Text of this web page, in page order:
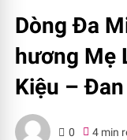
Dòng Đa
hương Mẹ
Kiệu –
0 4 min